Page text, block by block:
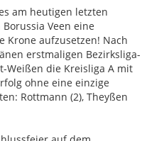
am heutigen letzten
Veen eine
Krone aufzusetzen! Nach
erstmaligen Bezirksliga-
Weißen die Kreisliga A mit
ohne eine einzige
Rottmann (2), Theyßen